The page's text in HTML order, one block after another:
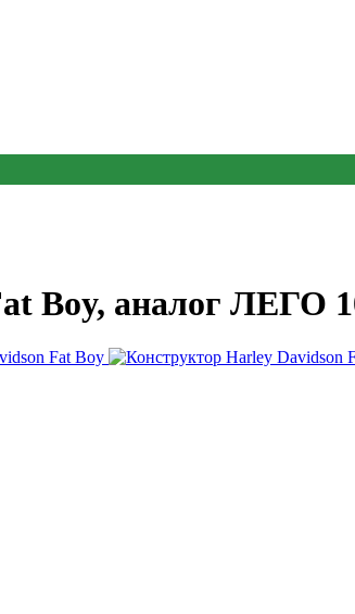
Boy, аналог ЛЕГО